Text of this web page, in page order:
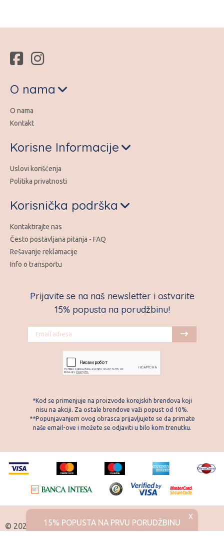
Prijavite se na naš newsletter i ostvarite
15% popusta na porudžbinu!
*Kod se primenjuje na proizvode korejskih brendova koji
nisu na akciji. Za ostale brendove važi popust od 10%.
**Popunjavanjem ovog obrasca prijavljujete se da primate
naše email-ove i možete se odjaviti u bilo kom trenutku.
O nama
O nama
Kontakt
Korisne Informacije
Uslovi korišćenja
Politika privatnosti
Korisnička podrška
Kontaktirajte nas
Često postavljana pitanja - FAQ
Rešavanje reklamacije
Info o transportu
© 2026 Skintemple15% POPUSTA NA PRVU PORUDŽBINU
X